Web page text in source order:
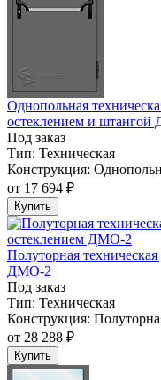
Однопольная
остеклением и
Под заказ
Тип: Техническая
Конструкция:
от 17 694 ₽
Купить
Полуторная
ДМО-2
Под заказ
Тип: Техническая
Конструкция:
от 28 288 ₽
Купить